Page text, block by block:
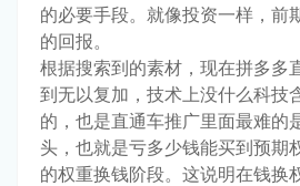
的必要手段。就像投资一样，前
的回报。
根据搜索到的素材，现在拼多多
到无以复加，技术上没什么科技
的，也是直通车推广里面最难的
头，也就是亏多少钱能买到预期
的权重换钱阶段。这说明在钱换